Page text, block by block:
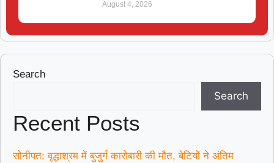
August 4, 2026
Search
Search
Recent Posts
सोनीपत: वृद्धाश्रम में बुजुर्ग कारोबारी की मौत, बेटियों ने अंतिम